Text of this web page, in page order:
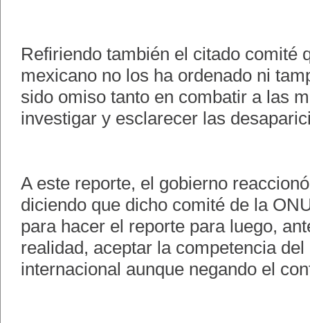
Refiriendo también el citado comité
mexicano no los ha ordenado ni
sido omiso tanto en combatir a las
investigar y esclarecer las
A este reporte, el gobierno
diciendo que dicho comité de la
para hacer el reporte para luego,
realidad, aceptar la competencia
internacional aunque negando el